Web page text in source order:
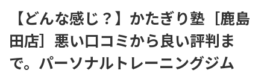
【どんな感じ？】かたぎり塾［鹿島
田店］悪い口コミから良い評判ま
で。パーソナルトレーニングジム